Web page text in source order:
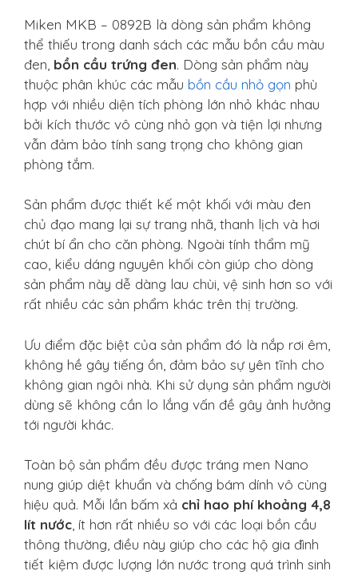
Miken MKB – 0892B là dòng sản phẩm không
thể thiếu trong danh sách các mẫu bồn cầu màu
đen, bồn cầu trứng đen. Dòng sản phẩm này
thuộc phân khúc các mẫu bồn cầu nhỏ gọn phù
hợp với nhiều diện tích phòng lớn nhỏ khác nhau
bởi kích thước vô cùng nhỏ gọn và tiện lợi nhưng
vẫn đảm bảo tính sang trọng cho không gian
phòng tắm.
Sản phẩm được thiết kế một khối với màu đen
chủ đạo mang lại sự trang nhã, thanh lịch và hơi
chút bí ẩn cho căn phòng. Ngoài tính thẩm mỹ
cao, kiểu dáng nguyên khối còn giúp cho dòng
sản phẩm này dễ dàng lau chùi, vệ sinh hơn so với
rất nhiều các sản phẩm khác trên thị trường.
Ưu điểm đặc biệt của sản phẩm đó là nắp rơi êm,
không hề gây tiếng ồn, đảm bảo sự yên tĩnh cho
không gian ngôi nhà. Khi sử dụng sản phẩm người
dùng sẽ không cần lo lắng vấn đề gây ảnh hưởng
tới người khác.
Toàn bộ sản phẩm đều được tráng men Nano
nung giúp diệt khuẩn và chống bám dính vô cùng
hiệu quả. Mỗi lần bấm xả chỉ hao phí khoảng 4,8
lít nước, ít hơn rất nhiều so với các loại bồn cầu
thông thường, điều này giúp cho các hộ gia đình
tiết kiệm được lượng lớn nước trong quá trình sinh